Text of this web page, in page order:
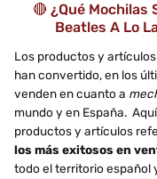
🔴 ¿Qué Mochilas
Beatles A Lo
Los productos y
han convertido, en los
venden en cuanto a
mundo y en España.
productos y artículos
los más exitosos en
todo el territorio español